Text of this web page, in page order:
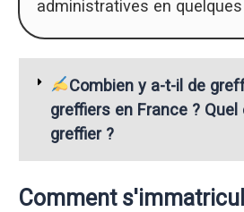
administratives en
Combien y a-t-il de
greffiers en France ?
greffier ?
Comment